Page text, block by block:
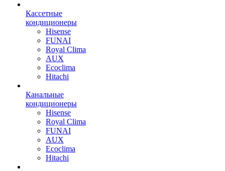
Кассетные
кондиционеры
Hisense
FUNAI
Royal Clima
AUX
Ecoclima
Hitachi
Канальные
кондиционеры
Hisense
Royal Clima
FUNAI
AUX
Ecoclima
Hitachi